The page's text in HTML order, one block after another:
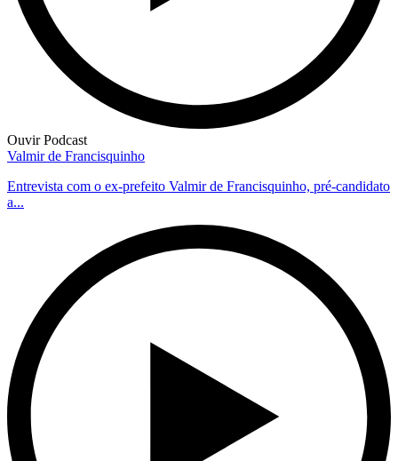
Ouvir Podcast
Valmir de Francisquinho
Entrevista com o ex-prefeito Valmir de Francisquinho, pré-candidato
a...